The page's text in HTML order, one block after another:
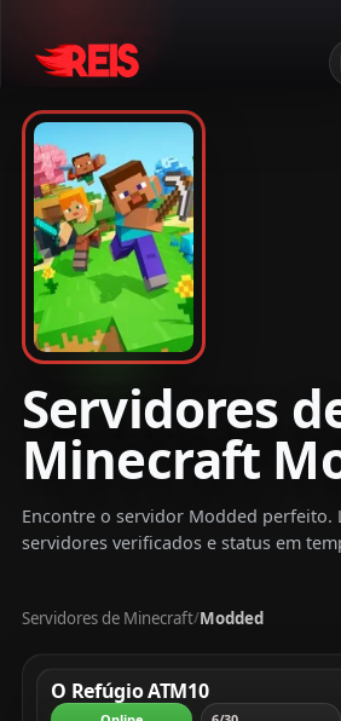
Minecraft
Outros jogos
VPS Gamer
Login
Crie seu servidor
Servidores
Minecraft
Encontre o servidor Modded perfeito.
servidores verificados e status em
Servidores de Minecraft/Modded
Tabela com servidores
O Refúgio ATM10